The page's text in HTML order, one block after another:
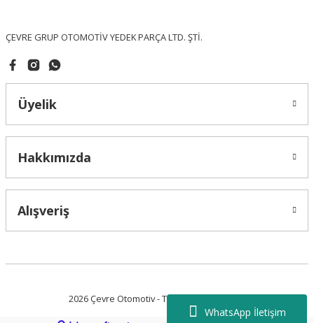
WhatsApp İletişim
ÇEVRE GRUP OTOMOTİV YEDEK PARÇA LTD. ŞTİ.
Üyelik
Hakkımızda
Alışveriş
2026 Çevre Otomotiv - Tüm Hakları Saklıdır.